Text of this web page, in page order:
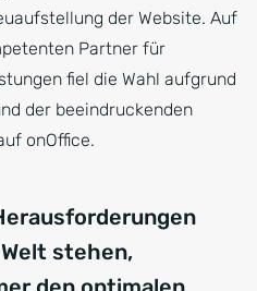
der Website. Auf
Partner für
fiel die Wahl aufgrund
der beeindruckenden
onOffice.
stehen,